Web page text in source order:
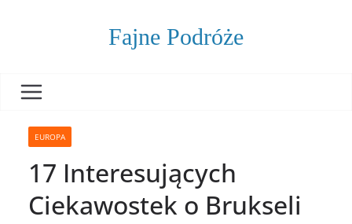
Fajne Podróże
EUROPA
17 Interesujących
Ciekawostek o Brukseli